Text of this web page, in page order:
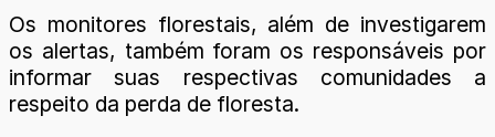
Os monitores florestais, além de investigarem
os alertas, também foram os responsáveis por
informar suas respectivas comunidades a
respeito da perda de floresta.